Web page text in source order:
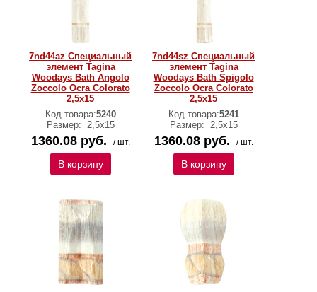
7nd44az Специальный
элемент Tagina
Woodays Bath Angolo
Zoccolo Ocra Colorato
2,5x15
Код товара:5240
Размер: 2,5x15
1360.08 руб. / шт.
В корзину
7nd44sz Специальный
элемент Tagina
Woodays Bath Spigolo
Zoccolo Ocra Colorato
2,5x15
Код товара:5241
Размер: 2,5x15
1360.08 руб. / шт.
В корзину